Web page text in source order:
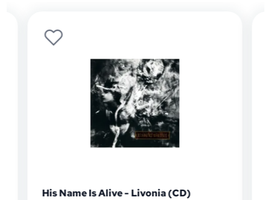
His Name Is Alive - Livonia (CD)